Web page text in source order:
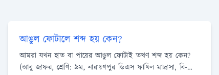
আঙুল ফোটালে শব্দ হয় কেন?
আমরা যখন হাত বা পায়ের আঙুল ফোটাই তখণ শব্দ হয় কেন?
(আবু জাফর, শ্রেণি: ৯ম, নারায়ণপুর ডিএস ফাযিল মাদ্রাসা, বি-